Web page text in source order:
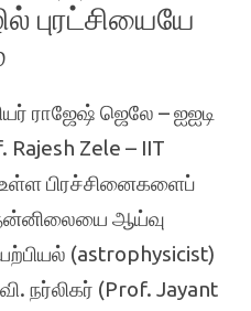
புரட்சியையே
ராஜேஷ் ஜெலே – ஐஐடி
Rajesh Zele – IIT
உள்ள பிரச்சினைகளைப்
தன்னிலையை ஆய்வு
(astrophysicist)
நர்லிகர் (Prof. Jayant